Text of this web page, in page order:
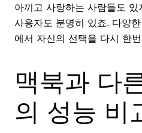
아끼고 사랑하는 사람들도
사용자도 분명히 있죠. 다양
에서 자신의 선택을 다시 한
맥북과 다
의 성능 비